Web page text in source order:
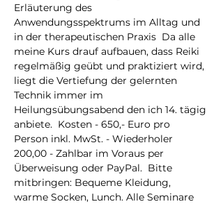
Erläuterung des
Anwendungsspektrums im Alltag und
in der therapeutischen Praxis  Da alle
meine Kurs drauf aufbauen, dass Reiki
regelmäßig geübt und praktiziert wird,
liegt die Vertiefung der gelernten
Technik immer im
Heilungsübungsabend den ich 14. tägig
anbiete.  Kosten - 650,- Euro pro
Person inkl. MwSt. - Wiederholer
200,00 - Zahlbar im Voraus per
Überweisung oder PayPal.  Bitte
mitbringen: Bequeme Kleidung,
warme Socken, Lunch. Alle Seminare